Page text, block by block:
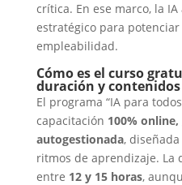
crítica. En ese marco, la
estratégico para
empleabilidad.
Cómo es el curso
duración y contenidos
El programa “IA para
capacitación 100%
autogestionada,
ritmos de aprendizaje. La
entre 12 y 15 horas,